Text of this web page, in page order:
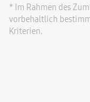
* Im Rahmen des
vorbehaltlich
Kriterien.